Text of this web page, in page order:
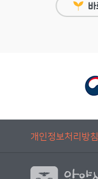
개인정보처리방침